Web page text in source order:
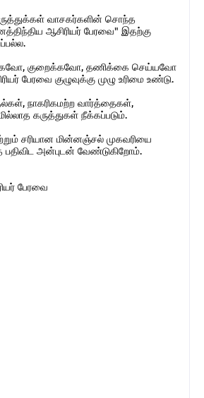
வாசகர்களின் சொந்த
ஆசிரியர் பேரவை" இதற்கு
குறைக்கவோ, தணிக்கை செய்யவோ
பேரவை குழுவுக்கு முழு உரிமை உண்டு.
நாகரிகமற்ற வார்த்தைகள்,
கருத்துகள் நீக்கப்படும்.
சரியான மின்னஞ்சல் முகவரியை
பதிவிட அன்புடன் வேண்டுகிறோம்.
பேரவை